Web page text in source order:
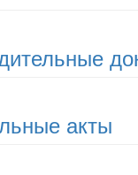
акты